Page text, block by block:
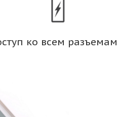
ко всем